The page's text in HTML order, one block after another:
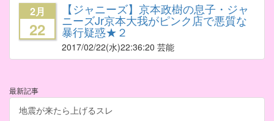
2月
22
【ジャニーズ】京本政樹の息子・ジャ
ニーズJr京本大我がピンク店で悪質な
暴行疑惑★２
2017/02/22(水)22:36:20 芸能
最新記事
地震が来たら上げるスレ